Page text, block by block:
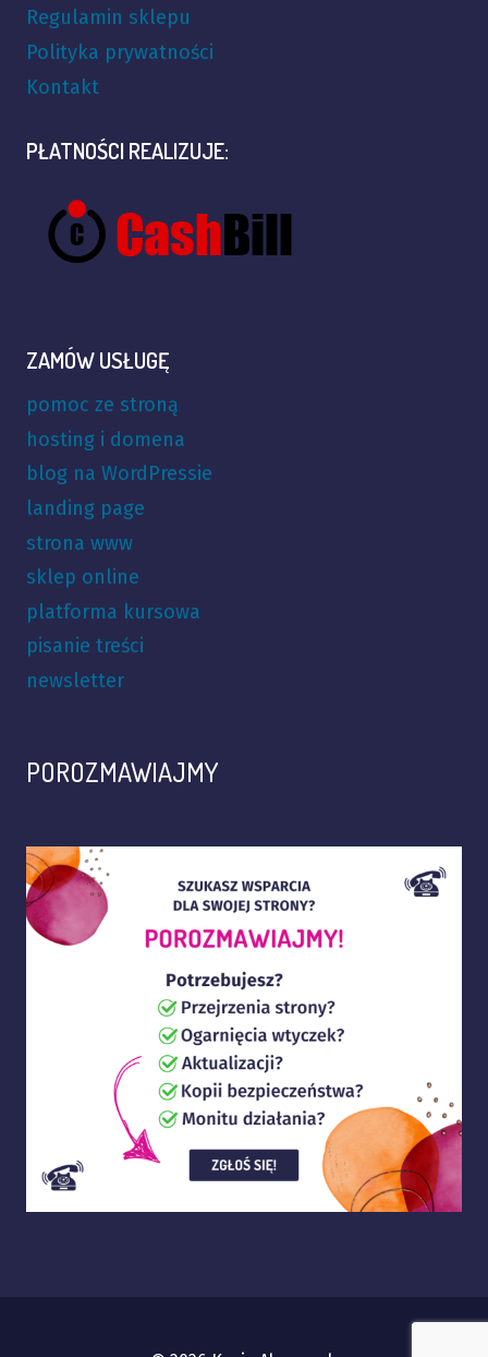
Regulamin sklepu
Polityka prywatności
Kontakt
PŁATNOŚCI REALIZUJE:
ZAMÓW USŁUGĘ
pomoc ze stroną
hosting i domena
blog na WordPressie
landing page
strona www
sklep online
platforma kursowa
pisanie treści
newsletter
POROZMAWIAJMY